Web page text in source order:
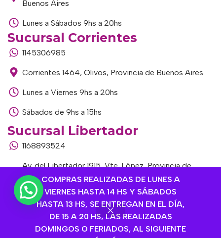
COMPRAS REALIZADAS DE LUNES A
VIERNES HASTA 14 HS Y SÁBADOS
HASTA 13 HS, SE ENTREGAN EN EL DÍA,
DE 15 A 20 HS, LAS REALIZADAS
DOMINGOS O FERIADOS, AL SIGUIENTE
Buenos Aires
Lunes a Sábados 9hs a 20hs
Sucursal Corrientes
1145306985
Corrientes 1464, Olivos, Provincia de Buenos Aires
Lunes a Viernes 9hs a 20hs
Sábados de 9hs a 15hs
Sucursal Libertador
1168893524
Av. del Libertador 1915, Vte. López, Provincia de
Buenos Aires
Lunes a Viernes de 9hs a 13hs / 16hs a 20hs
Sábados de 9hs a 15hs